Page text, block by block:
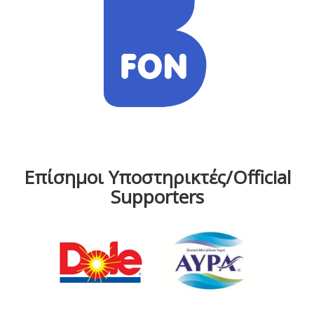
Επίσημοι Υποστηρικτές/Official
Supporters